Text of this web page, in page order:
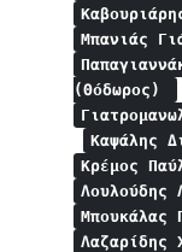
Μπανιάς
(Θόδωρος)
Καψάλης
Κρέμος
Λουλούδης
Μπουκάλας
Λαζαρίδης